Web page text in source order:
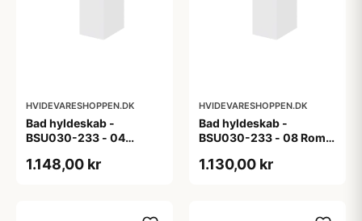
HVIDEVARESHOPPEN.DK
Bad hyldeskab -
BSU030-233 - 04
1.148,00 kr
HVIDEVARESHOPPEN.DK
Bad hyldeskab -
BSU030-233 - 08 Roma
1.130,00 kr